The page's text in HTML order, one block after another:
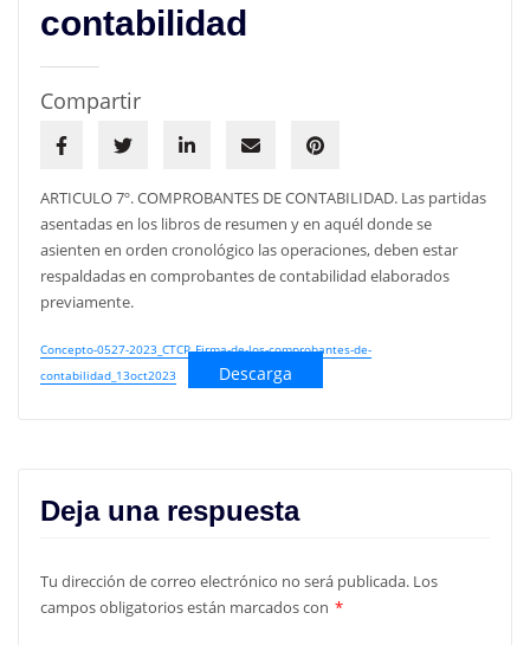
contabilidad
Compartir
ARTICULO 7º. COMPROBANTES DE CONTABILIDAD. Las partidas
asentadas en los libros de resumen y en aquél donde se
asienten en orden cronológico las operaciones, deben estar
respaldadas en comprobantes de contabilidad elaborados
previamente.
Concepto-0527-2023_CTCP_Firma-de-los-comprobantes-de-
contabilidad_13oct2023
Descarga
Deja una respuesta
Tu dirección de correo electrónico no será publicada. Los
campos obligatorios están marcados con *